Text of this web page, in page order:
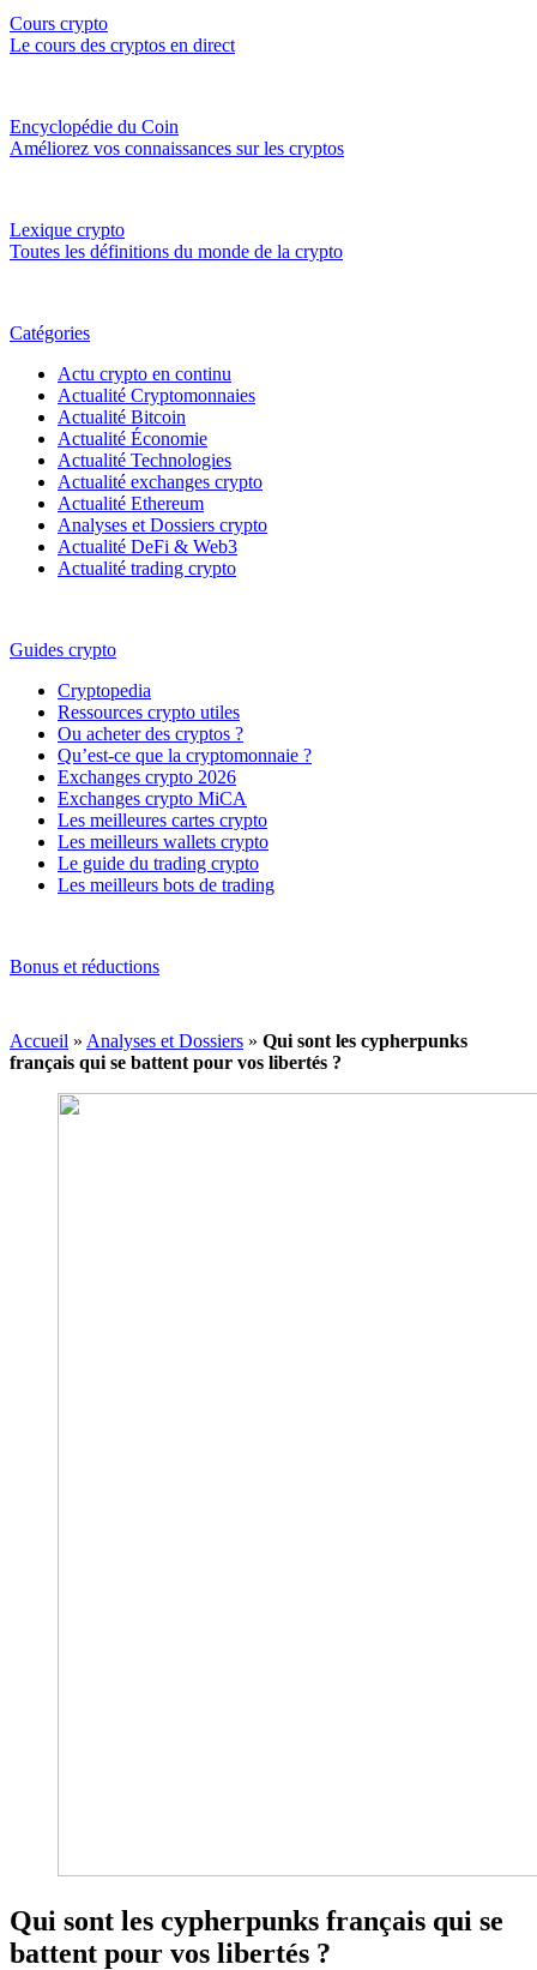
Cours crypto
Le cours des cryptos en direct
Encyclopédie du Coin
Améliorez vos connaissances sur les cryptos
Lexique crypto
Toutes les définitions du monde de la crypto
Catégories
Actu crypto en continu
Actualité Cryptomonnaies
Actualité Bitcoin
Actualité Économie
Actualité Technologies
Actualité exchanges crypto
Actualité Ethereum
Analyses et Dossiers crypto
Actualité DeFi & Web3
Actualité trading crypto
Guides crypto
Cryptopedia
Ressources crypto utiles
Ou acheter des cryptos ?
Qu’est-ce que la cryptomonnaie ?
Exchanges crypto 2026
Exchanges crypto MiCA
Les meilleures cartes crypto
Les meilleurs wallets crypto
Le guide du trading crypto
Les meilleurs bots de trading
Bonus et réductions
Accueil » Analyses et Dossiers » Qui sont les cypherpunks
français qui se battent pour vos libertés ?
Qui sont les cypherpunks français qui se
battent pour vos libertés ?